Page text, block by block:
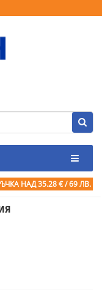
НАД 35.28 € / 69 ЛВ.